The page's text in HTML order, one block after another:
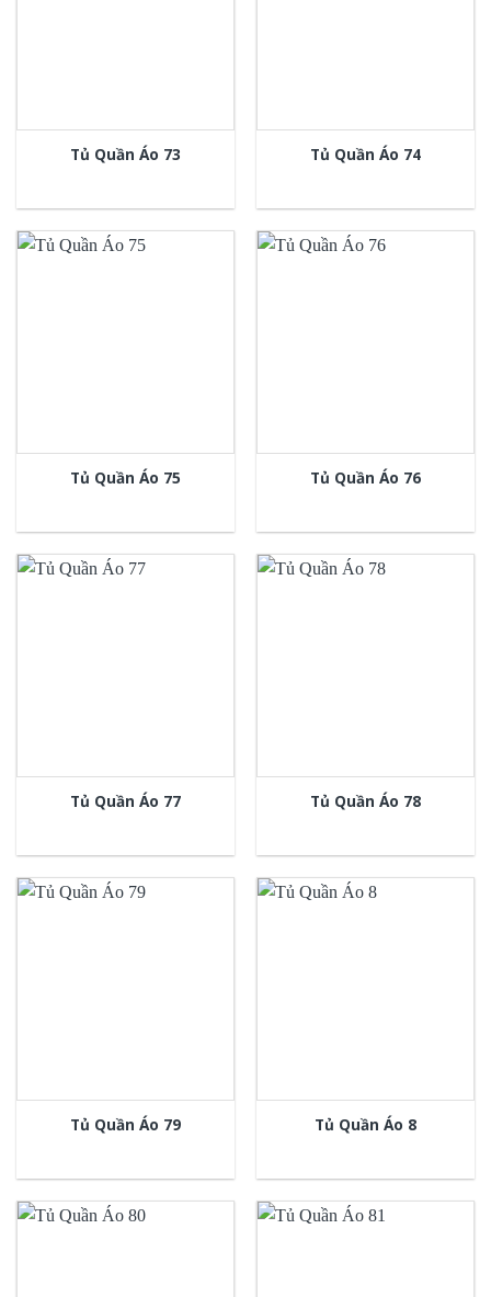
Tủ Quần Áo 73 Tủ Quần Áo 74
Tủ Quần Áo 75 Tủ Quần Áo 76
Tủ Quần Áo 77 Tủ Quần Áo 78
Tủ Quần Áo 79 Tủ Quần Áo 8